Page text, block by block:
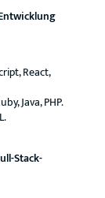
React,
Java, PHP.
Stack-